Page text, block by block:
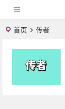
首页 传者